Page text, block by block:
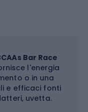
Bar Race
l'energia
o in una
e efficaci fonti
uvetta.